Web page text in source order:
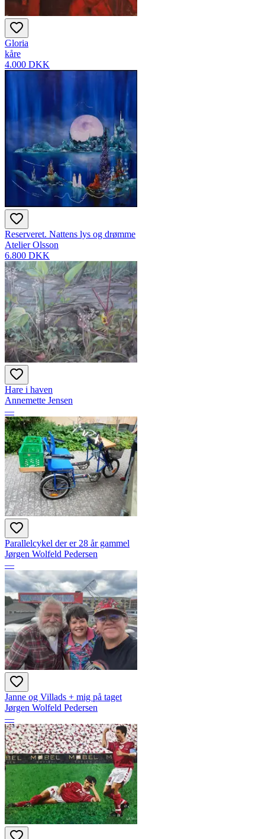
Gloria
kåre
4.000 DKK
Reserveret. Nattens lys og drømme
Atelier Olsson
6.800 DKK
Hare i haven
Annemette Jensen
—
Parallelcykel der er 28 år gammel
Jørgen Wolfeld Pedersen
—
Janne og Villads + mig på taget
Jørgen Wolfeld Pedersen
—